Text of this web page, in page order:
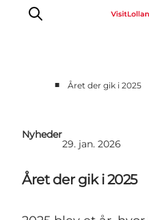
■ Året der gik i 2025
Nyheder
29. jan. 2026
Året der gik i 2025